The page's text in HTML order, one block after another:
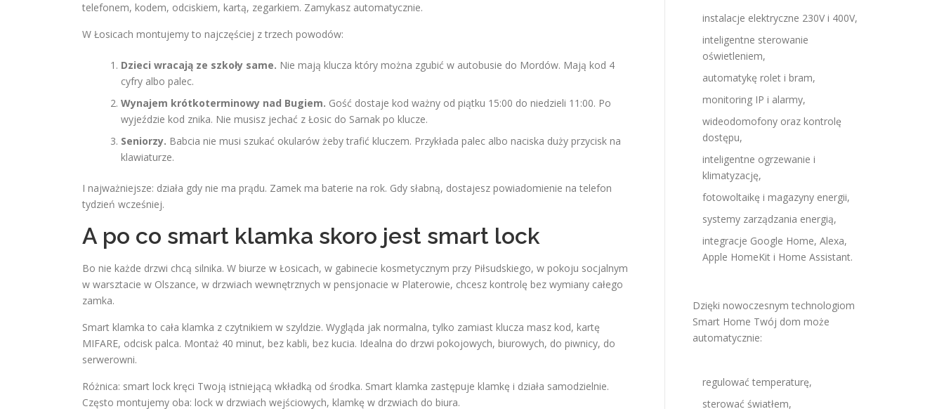
telefonem, kodem, odciskiem, kartą, zegarkiem. Zamykasz automatycznie.
W Łosicach montujemy to najczęściej z trzech powodów:
Dzieci wracają ze szkoły same. Nie mają klucza który można zgubić w autobusie do Mordów. Mają kod 4
cyfry albo palec.
Wynajem krótkoterminowy nad Bugiem. Gość dostaje kod ważny od piątku 15:00 do niedzieli 11:00. Po
wyjeździe kod znika. Nie musisz jechać z Łosic do Sarnak po klucze.
Seniorzy. Babcia nie musi szukać okularów żeby trafić kluczem. Przykłada palec albo naciska duży przycisk na
klawiaturze.
I najważniejsze: działa gdy nie ma prądu. Zamek ma baterie na rok. Gdy słabną, dostajesz powiadomienie na telefon
tydzień wcześniej.
A po co smart klamka skoro jest smart lock
Bo nie każde drzwi chcą silnika. W biurze w Łosicach, w gabinecie kosmetycznym przy Piłsudskiego, w pokoju socjalnym
w warsztacie w Olszance, w drzwiach wewnętrznych w pensjonacie w Platerowie, chcesz kontrolę bez wymiany całego
zamka.
Smart klamka to cała klamka z czytnikiem w szyldzie. Wygląda jak normalna, tylko zamiast klucza masz kod, kartę
MIFARE, odcisk palca. Montaż 40 minut, bez kabli, bez kucia. Idealna do drzwi pokojowych, biurowych, do piwnicy, do
serwerowni.
Różnica: smart lock kręci Twoją istniejącą wkładką od środka. Smart klamka zastępuje klamkę i działa samodzielnie.
Często montujemy oba: lock w drzwiach wejściowych, klamkę w drzwiach do biura.
instalacje elektryczne 230V i 400V,
inteligentne sterowanie
oświetleniem,
automatykę rolet i bram,
monitoring IP i alarmy,
wideodomofony oraz kontrolę
dostępu,
inteligentne ogrzewanie i
klimatyzację,
fotowoltaikę i magazyny energii,
systemy zarządzania energią,
integracje Google Home, Alexa,
Apple HomeKit i Home Assistant.
Dzięki nowoczesnym technologiom
Smart Home Twój dom może
automatycznie:
regulować temperaturę,
sterować światłem,